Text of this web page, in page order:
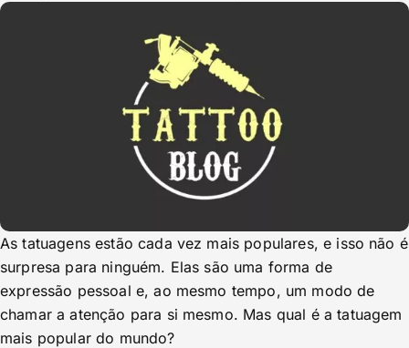
As tatuagens estão cada vez mais populares, e isso não é
surpresa para ninguém. Elas são uma forma de
expressão pessoal e, ao mesmo tempo, um modo de
chamar a atenção para si mesmo. Mas qual é a tatuagem
mais popular do mundo?